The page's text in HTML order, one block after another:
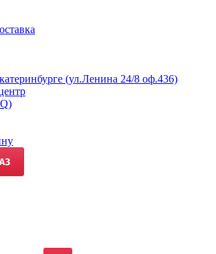
(ул.Ленина 24/8 оф.436)